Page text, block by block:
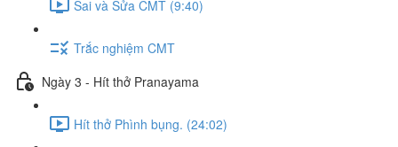
Sai và Sửa CMT (9:40)
Trắc nghiệm CMT
Ngày 3 - Hít thở Pranayama
Hít thở Phình bụng. (24:02)